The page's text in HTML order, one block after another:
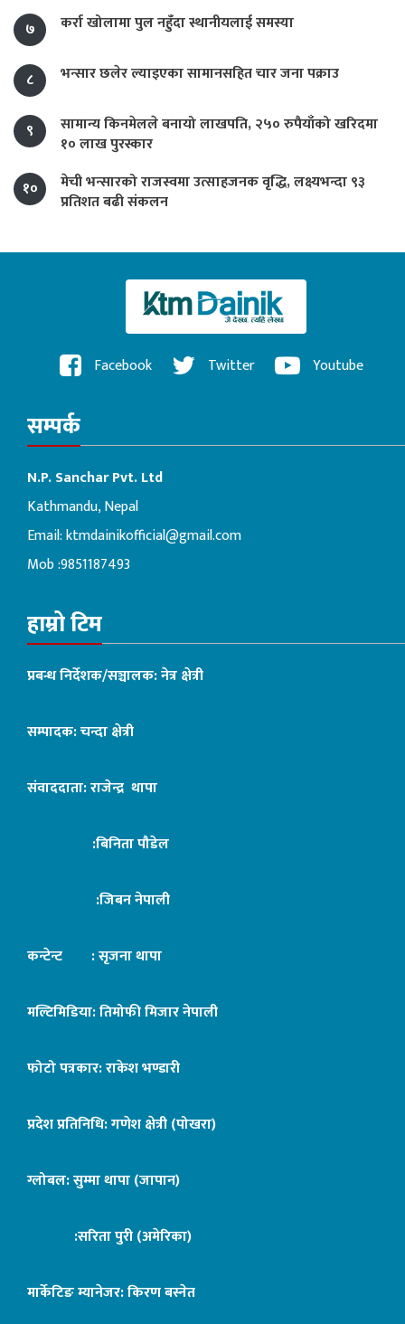
७ कर्रा खोलामा पुल नहुँदा स्थानीयलाई समस्या
८ भन्सार छलेर ल्याइएका सामानसहित चार जना पक्राउ
९
सामान्य किनमेलले बनायो लाखपति, २५० रुपैयाँको खरिदमा
१० लाख पुरस्कार
१०
मेची भन्सारको राजस्वमा उत्साहजनक वृद्धि, लक्ष्यभन्दा ९३
प्रतिशत बढी संकलन
Facebook Twitter Youtube
सम्पर्क
N.P. Sanchar Pvt. Ltd
Kathmandu, Nepal
Email:ktmdainikofficial@gmail.com
Mob :9851187493
हाम्रो टिम
प्रबन्ध निर्देशक/सञ्चालक: नेत्र क्षेत्री
सम्पादक: चन्दा क्षेत्री
संवाददाता: राजेन्द्र थापा
:बिनिता पौडेल
:जिबन नेपाली
कन्टेन्ट : सृजना थापा
मल्टिमिडिया: तिमोफी मिजार नेपाली
फोटो पत्रकार: राकेश भण्डारी
प्रदेश प्रतिनिधि: गणेश क्षेत्री (पोखरा)
ग्लोबल: सुम्मा थापा (जापान)
:सरिता पुरी (अमेरिका)
मार्केटिङ म्यानेजर: किरण बस्नेत